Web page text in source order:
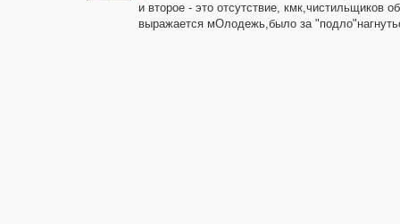
и второе - это отсутствие, кмк,чистильщиков
выражается мОлодежь,было за